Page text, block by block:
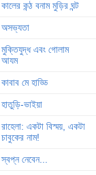
কালের কন্ঠ বনাম মুড়ির ঘন্ট
অসভ্যতা
মুক্তিযুদ্ধ এবং গোলাম
আযম
কাবাব মে হাড্ডি
হাতুড়ি-ভাইয়া
রাহেলা: একটা বিস্ময়, একটা
চাবুকের নাম!
স্বপ্ন নেবেন...